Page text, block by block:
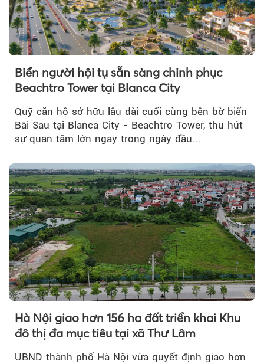
Biển người hội tụ sẵn sàng chinh phục
Beachtro Tower tại Blanca City
Quỹ căn hộ sở hữu lâu dài cuối cùng bên bờ biển
Bãi Sau tại Blanca City - Beachtro Tower, thu hút
sự quan tâm lớn ngay trong ngày đầu...
Hà Nội giao hơn 156 ha đất triển khai Khu
đô thị đa mục tiêu tại xã Thư Lâm
UBND thành phố Hà Nội vừa quyết định giao hơn